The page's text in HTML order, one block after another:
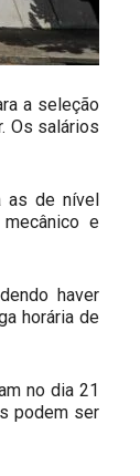
a seleção
Os salários
as de nível
e
haver
horária de
no dia 21
podem ser